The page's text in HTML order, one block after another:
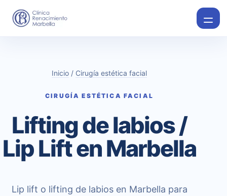
Inicio / Cirugía estética facial
CIRUGÍA ESTÉTICA FACIAL
Lifting de labios /
Lip Lift en Marbella
Lip lift o lifting de labios en Marbella para